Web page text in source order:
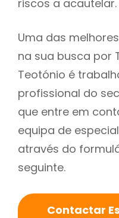
riscos a acautelar.
Uma das
na sua busca por
Teotónio é
profissional do
que entre em
equipa de
através do
seguinte.
Contactar